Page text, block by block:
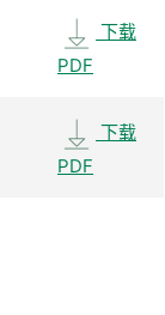
下载
PDF
下载
PDF